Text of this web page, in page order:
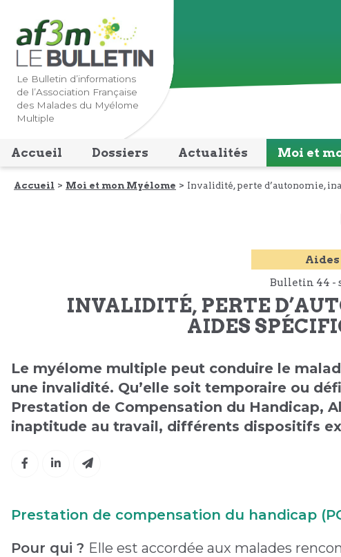
Lien
vers
navigation
principale
Lien
vers
contenu
principal
Le Bulletin d’informations
de l’Association Française
des Malades du Myélome
Multiple
Accueil Dossiers Actualités Moi et
Accueil Moi et mon Myélome Invalidité, perte d’autonomie,
Bulletin 44 -
INVALIDITÉ, PERTE
AIDES
Le myélome multiple peut conduire le
une invalidité. Qu’elle soit temporaire ou
Prestation de Compensation du Handicap,
inaptitude au travail, différents dispositifs
Prestation de compensation du handicap
Pour qui ? Elle est accordée aux malades